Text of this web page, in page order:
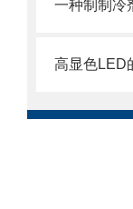
一种制制
高显色LED